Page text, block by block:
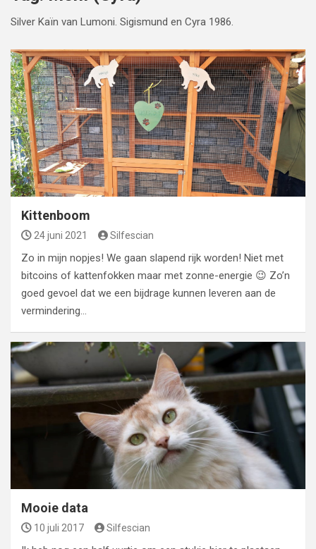
Silver Kaïn van Lumoni. Sigismund en Cyra 1986.
Kittenboom
24 juni 2021 Silfescian
Zo in mijn nopjes! We gaan slapend rijk worden! Niet met
bitcoins of kattenfokken maar met zonne-energie 😉 Zo’n
goed gevoel dat we een bijdrage kunnen leveren aan de
vermindering…
Mooie data
10 juli 2017 Silfescian